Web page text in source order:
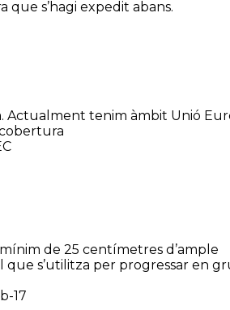
que s’hagi expedit abans.
Actualment tenim àmbit Unió
de 25 centímetres d’ample
s’utilitza per progressar en
17